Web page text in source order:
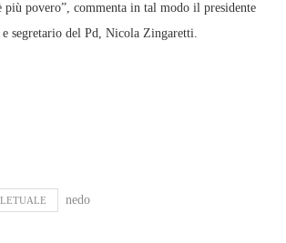
povero”, commenta in tal modo il presidente
segretario del Pd, Nicola Zingaretti.
nedo